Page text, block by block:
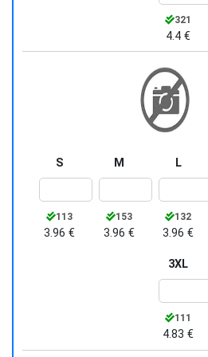
321
4.4 €
S
113
3.96 €
M
153
3.96 €
L
132
3.96 €
3XL
111
4.83 €